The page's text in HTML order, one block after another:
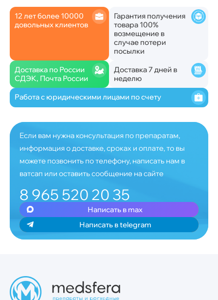
12 лет более 10000
довольных клиентов
Гарантия получения
товара 100%
возмещение в
случае потери
посылки
Доставка по России
СДЭК, Почта России
Доставка 7 дней в
неделю
Работа с юридическими лицами по счету
Если вам нужна консультация по препаратам,
информация о доставке, сроках и оплате, то вы
можете позвонить по телефону, написать нам в
ватсап или оставить сообщение на сайте
8 965 520 20 35
Написать в max
Написать в telegram